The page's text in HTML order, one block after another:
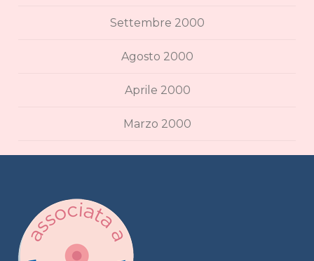
Settembre 2000
Agosto 2000
Aprile 2000
Marzo 2000